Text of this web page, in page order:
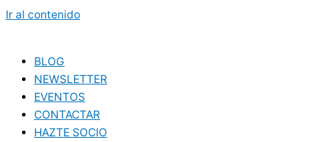
Ir al contenido
BLOG
NEWSLETTER
EVENTOS
CONTACTAR
HAZTE SOCIO